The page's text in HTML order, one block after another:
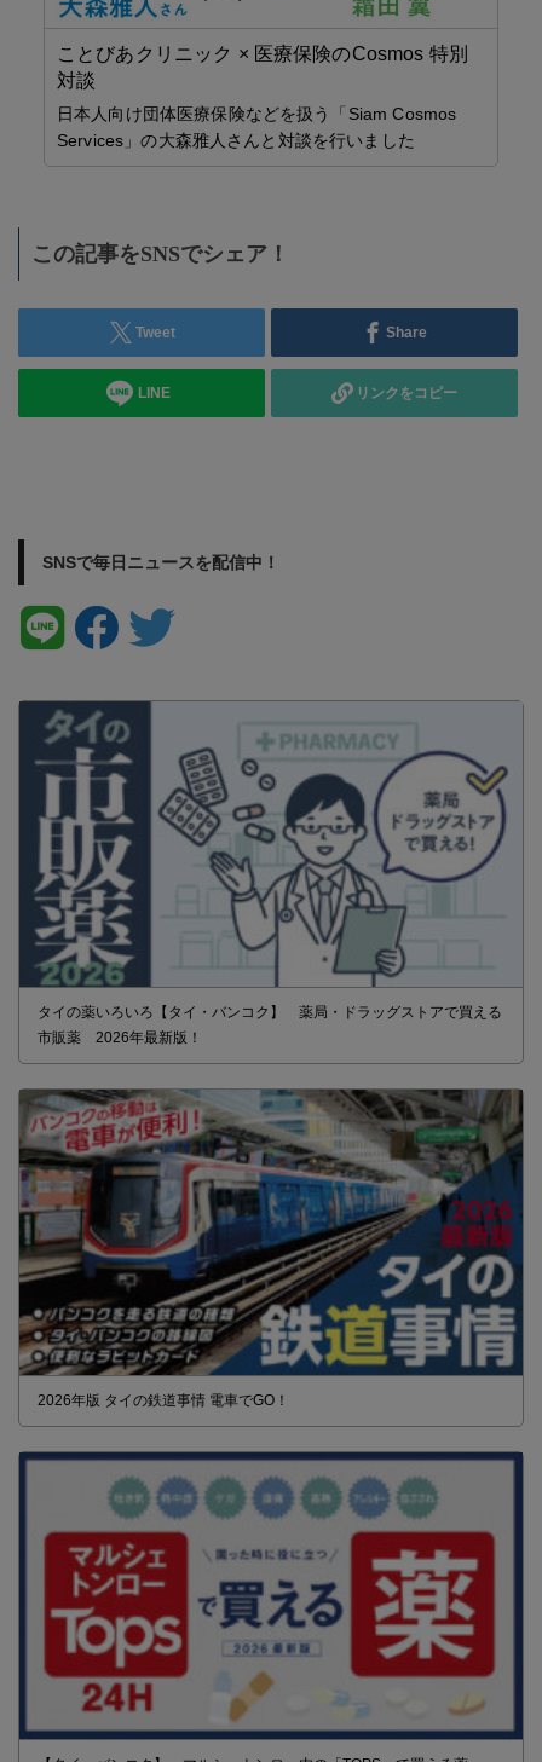
ことびあクリニック × 医療保険のCosmos 特別
対談
日本人向け団体医療保険などを扱う「Siam Cosmos
Services」の大森雅人さんと対談を行いました
この記事をSNSでシェア！
Tweet Share
LINE リンクをコピー
SNSで毎日ニュースを配信中！
タイの薬いろいろ【タイ・バンコク】 薬局・ドラッグストアで買える
市販薬 2026年最新版！
2026年版 タイの鉄道事情 電車でGO！